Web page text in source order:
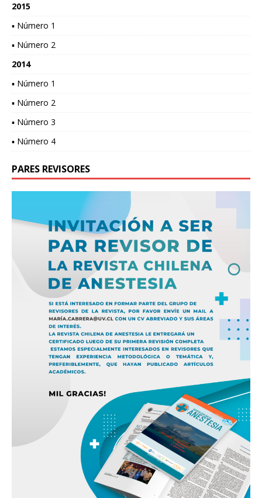
2015
▪ Número 1
▪ Número 2
2014
▪ Número 1
▪ Número 2
▪ Número 3
▪ Número 4
PARES REVISORES